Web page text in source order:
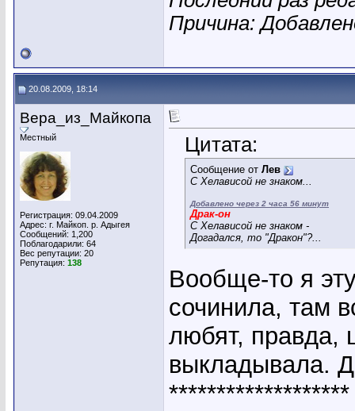
Причина:
20.08.2009, 18:14
Вера_из_Майкопа
Местный
Регистрация: 09.04.2009
Адрес: г. Майкоп. р. Адыгея
Сообщений: 1,200
Поблагодарили: 64
Вес репутации: 20
Репутация: 138
Цитата:
Сообщение от Лев
С Хелависой не знаком...
Добавлено через 2 часа 56 минут
Драк-он
С Хелависой не знаком -
Догадался, то "Дракон"?...
Вообще-то я
сочинила, там
любят, правда,
выкладывала.
*******************